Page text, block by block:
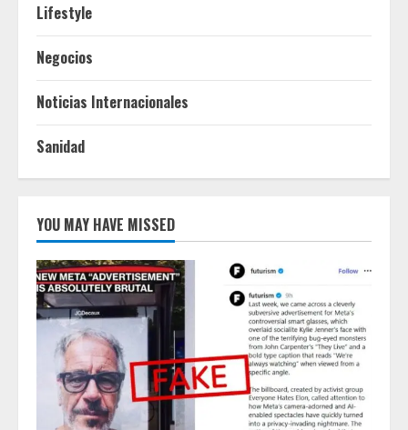
Lifestyle
Negocios
Noticias Internacionales
Sanidad
YOU MAY HAVE MISSED